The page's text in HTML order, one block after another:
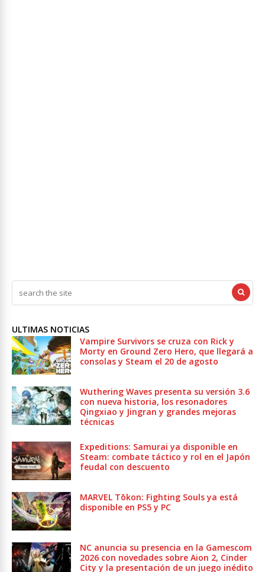
ULTIMAS NOTICIAS
Vampire Survivors se cruza con Rick y
Morty en Ground Zero Hero, que llegará a
consolas y Steam el 20 de agosto
Wuthering Waves presenta su versión 3.6
con nueva historia, los resonadores
Qingxiao y Jingran y grandes mejoras
técnicas
Expeditions: Samurai ya disponible en
Steam: combate táctico y rol en el Japón
feudal con descuento
MARVEL Tōkon: Fighting Souls ya está
disponible en PS5 y PC
NC anuncia su presencia en la Gamescom
2026 con novedades sobre Aion 2, Cinder
City y la presentación de un juego inédito